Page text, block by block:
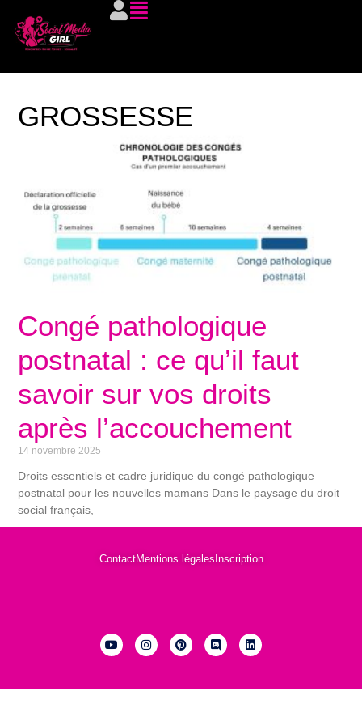
GROSSESSE
Congé pathologique
postnatal : ce qu’il faut
savoir sur vos droits
après l’accouchement
14 novembre 2025
Droits essentiels et cadre juridique du congé pathologique
postnatal pour les nouvelles mamans Dans le paysage du droit
social français,
ContactMentions légales Inscription